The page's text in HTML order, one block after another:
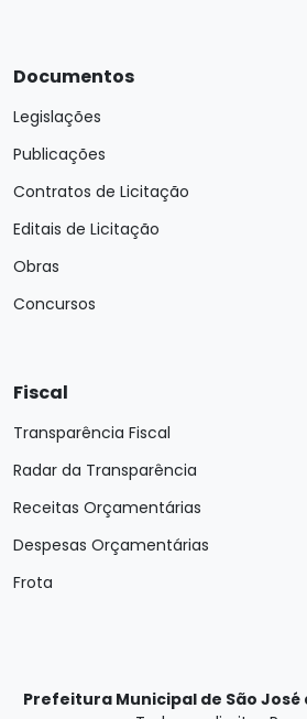
Documentos
Legislações
Publicações
Contratos de Licitação
Editais de Licitação
Obras
Concursos
Fiscal
Transparência Fiscal
Radar da Transparência
Receitas Orçamentárias
Despesas Orçamentárias
Frota
Prefeitura Municipal de São José